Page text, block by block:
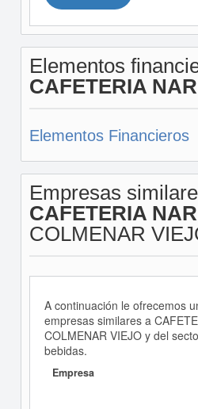
Elementos
CAFETERIA
Elementos Financieros
Empresas
CAFETERIA
COLMENAR
A continuación le ofrecemos
empresas similares a
COLMENAR VIEJO y del
bebidas.
Empresa